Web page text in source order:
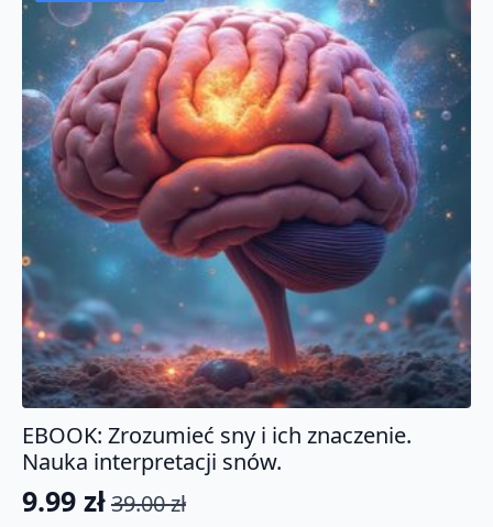
EBOOK: Zrozumieć sny i ich znaczenie.
Nauka interpretacji snów.
39.00zł
Pierwotna
9.99 zł
Aktualna